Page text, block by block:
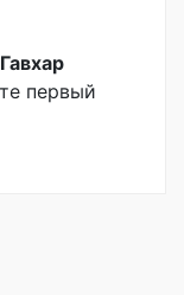
первый